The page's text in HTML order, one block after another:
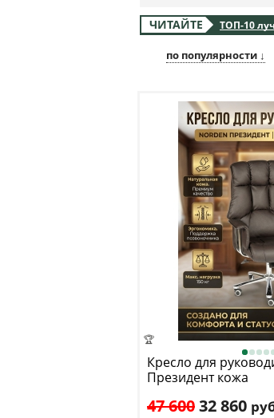
ЧИТАЙТЕ ТОП-10
по популярности ↓
🏆
Кресло для
Президент кожа
47 60032 860